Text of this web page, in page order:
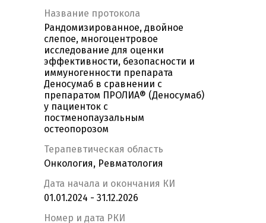
Название протокола
Рандомизированное, двойное
слепое, многоцентровое
исследование для оценки
эффективности, безопасности и
иммуногенности препарата
Деносумаб в сравнении с
препаратом ПРОЛИА® (Деносумаб)
у пациенток с
постменопаузальным
остеопорозом
Терапевтическая область
Онкология, Ревматология
Дата начала и окончания КИ
01.01.2024 - 31.12.2026
Номер и дата РКИ